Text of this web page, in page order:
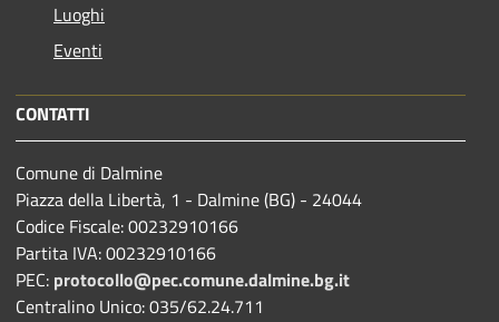
Luoghi
Eventi
CONTATTI
Comune di Dalmine
Piazza della Libertà, 1 - Dalmine (BG) - 24044
Codice Fiscale: 00232910166
Partita IVA: 00232910166
PEC: protocollo@pec.comune.dalmine.bg.it
Centralino Unico: 035/62.24.711